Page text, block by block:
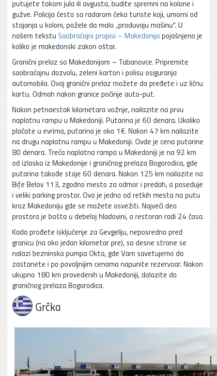
putujete tokom jula ili avgusta, budite spremni na kolone i
gužve. Policija često sa radarom čeka turiste koji, umorni od
stajanja u koloni, požele da malo „produvaju mašinu“. U
našem tekstu Saobraćajni propisi – Makedonija pojašnjeno je
koliko je makedonski zakon oštar.
Granični prelaz sa Makedonijom – Tabanovce. Pripremite
saobraćajnu dozvolu, zeleni karton i polisu osiguranja
automobila. Ovaj granični prelaz možete da pređete i uz ličnu
kartu. Odmah nakon granice počinje auto-put.
Nakon petnaestak kilometara vožnje, nailazite na prvu
naplatnu rampu u Makedoniji. Putarina je 60 denara. Ukoliko
plaćate u evrima, putarina je oko 1€. Nakon 47 km nailazite
na drugu naplatnu rampu u Makedoniji. Ovde je cena putarine
80 denara. Treća naplatna rampa u Makedoniji je na 92 km
od izlaska iz Makedonije i graničnog prelaza Bogorodica, gde
putarina takođe staje 60 denara. Nakon 125 km nailazite na
Bife Belov 113, zgodno mesto za odmor i predah, a poseduje
i veliki parking prostor. Ovo je jedno od retkih mesta na putu
kroz Makedoniju gde se možete osvežiti. Najveći deo
prostora je bašta u debeloj hladovini, a restoran radi 24 časa.
Kada prođete isključenje za Gevgeliju, neposredno pred
granicu (na oko jedan kilometar pre), sa desne strane se
nalazi bezninska pumpa Okta, gde Vam savetujemo da
zastanete i po povoljnijim cenama napunite rezervoar. Nakon
ukupno 180 km provedenih u Makedoniji, dolazite do
graničnog prelaza Bogorodica.
Grčka